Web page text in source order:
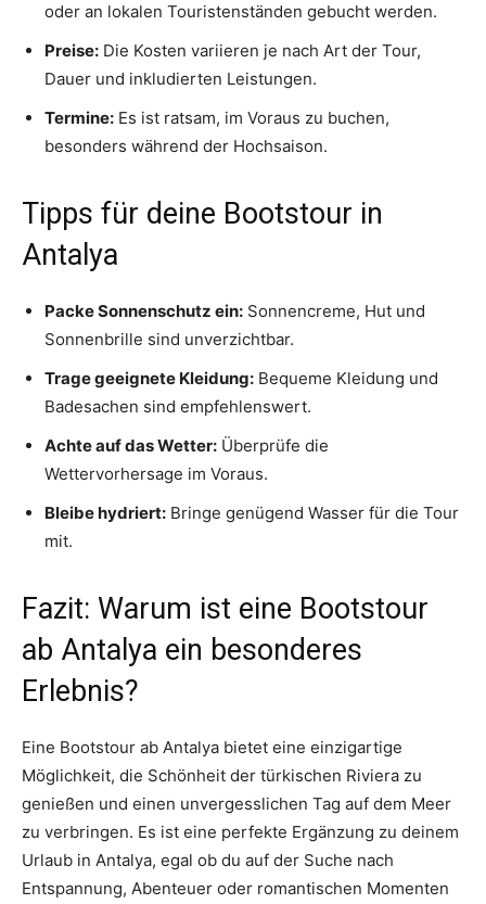
oder an lokalen Touristenständen gebucht werden.
Preise: Die Kosten variieren je nach Art der Tour,
Dauer und inkludierten Leistungen.
Termine: Es ist ratsam, im Voraus zu buchen,
besonders während der Hochsaison.
Tipps für deine Bootstour in
Antalya
Packe Sonnenschutz ein: Sonnencreme, Hut und
Sonnenbrille sind unverzichtbar.
Trage geeignete Kleidung: Bequeme Kleidung und
Badesachen sind empfehlenswert.
Achte auf das Wetter: Überprüfe die
Wettervorhersage im Voraus.
Bleibe hydriert: Bringe genügend Wasser für die Tour
mit.
Fazit: Warum ist eine Bootstour
ab Antalya ein besonderes
Erlebnis?
Eine Bootstour ab Antalya bietet eine einzigartige
Möglichkeit, die Schönheit der türkischen Riviera zu
genießen und einen unvergesslichen Tag auf dem Meer
zu verbringen. Es ist eine perfekte Ergänzung zu deinem
Urlaub in Antalya, egal ob du auf der Suche nach
Entspannung, Abenteuer oder romantischen Momenten